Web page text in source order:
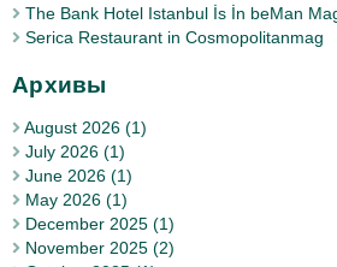
The Bank Hotel Istanbul İs İn beMan
Serica Restaurant in Cosmopolitanmag
Архивы
August 2026 (1)
July 2026 (1)
June 2026 (1)
May 2026 (1)
December 2025 (1)
November 2025 (2)